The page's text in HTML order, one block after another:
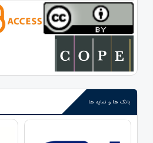
بانک ها و نمایه ها